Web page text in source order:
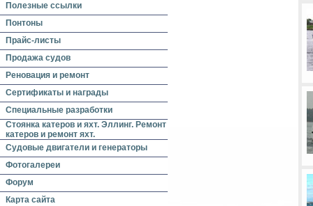
Полезные ссылки
Понтоны
Прайс-листы
Продажа судов
Реновация и ремонт
Сертификаты и награды
Специальные разработки
Стоянка катеров и яхт. Эллинг. Ремонт
катеров и ремонт яхт.
Судовые двигатели и генераторы
Фотогалереи
Форум
Карта сайта